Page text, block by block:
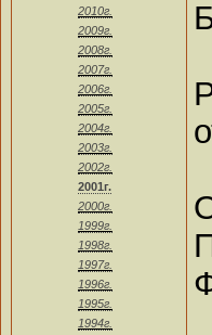
2010г.
2009г.
2008г.
2007г.
2006г.
2005г.
2004г.
2003г.
2002г.
2001г.
2000г.
1999г.
1998г.
1997г.
1996г.
1995г.
1994г.